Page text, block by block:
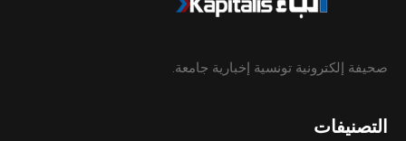
صحيفة إلكترونية تونسية إخبارية جامعة.
التصنيفات